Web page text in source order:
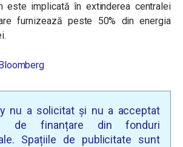
este implicată în extinderea centralei
furnizează peste 50% din energia
nu a solicitat și nu a acceptat
de finanțare din fonduri
Spațiile de publicitate sunt